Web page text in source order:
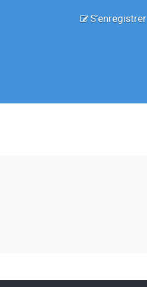
S’enregistrer